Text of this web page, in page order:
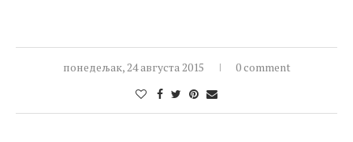
понедељак, 24 августа 2015 0 comment